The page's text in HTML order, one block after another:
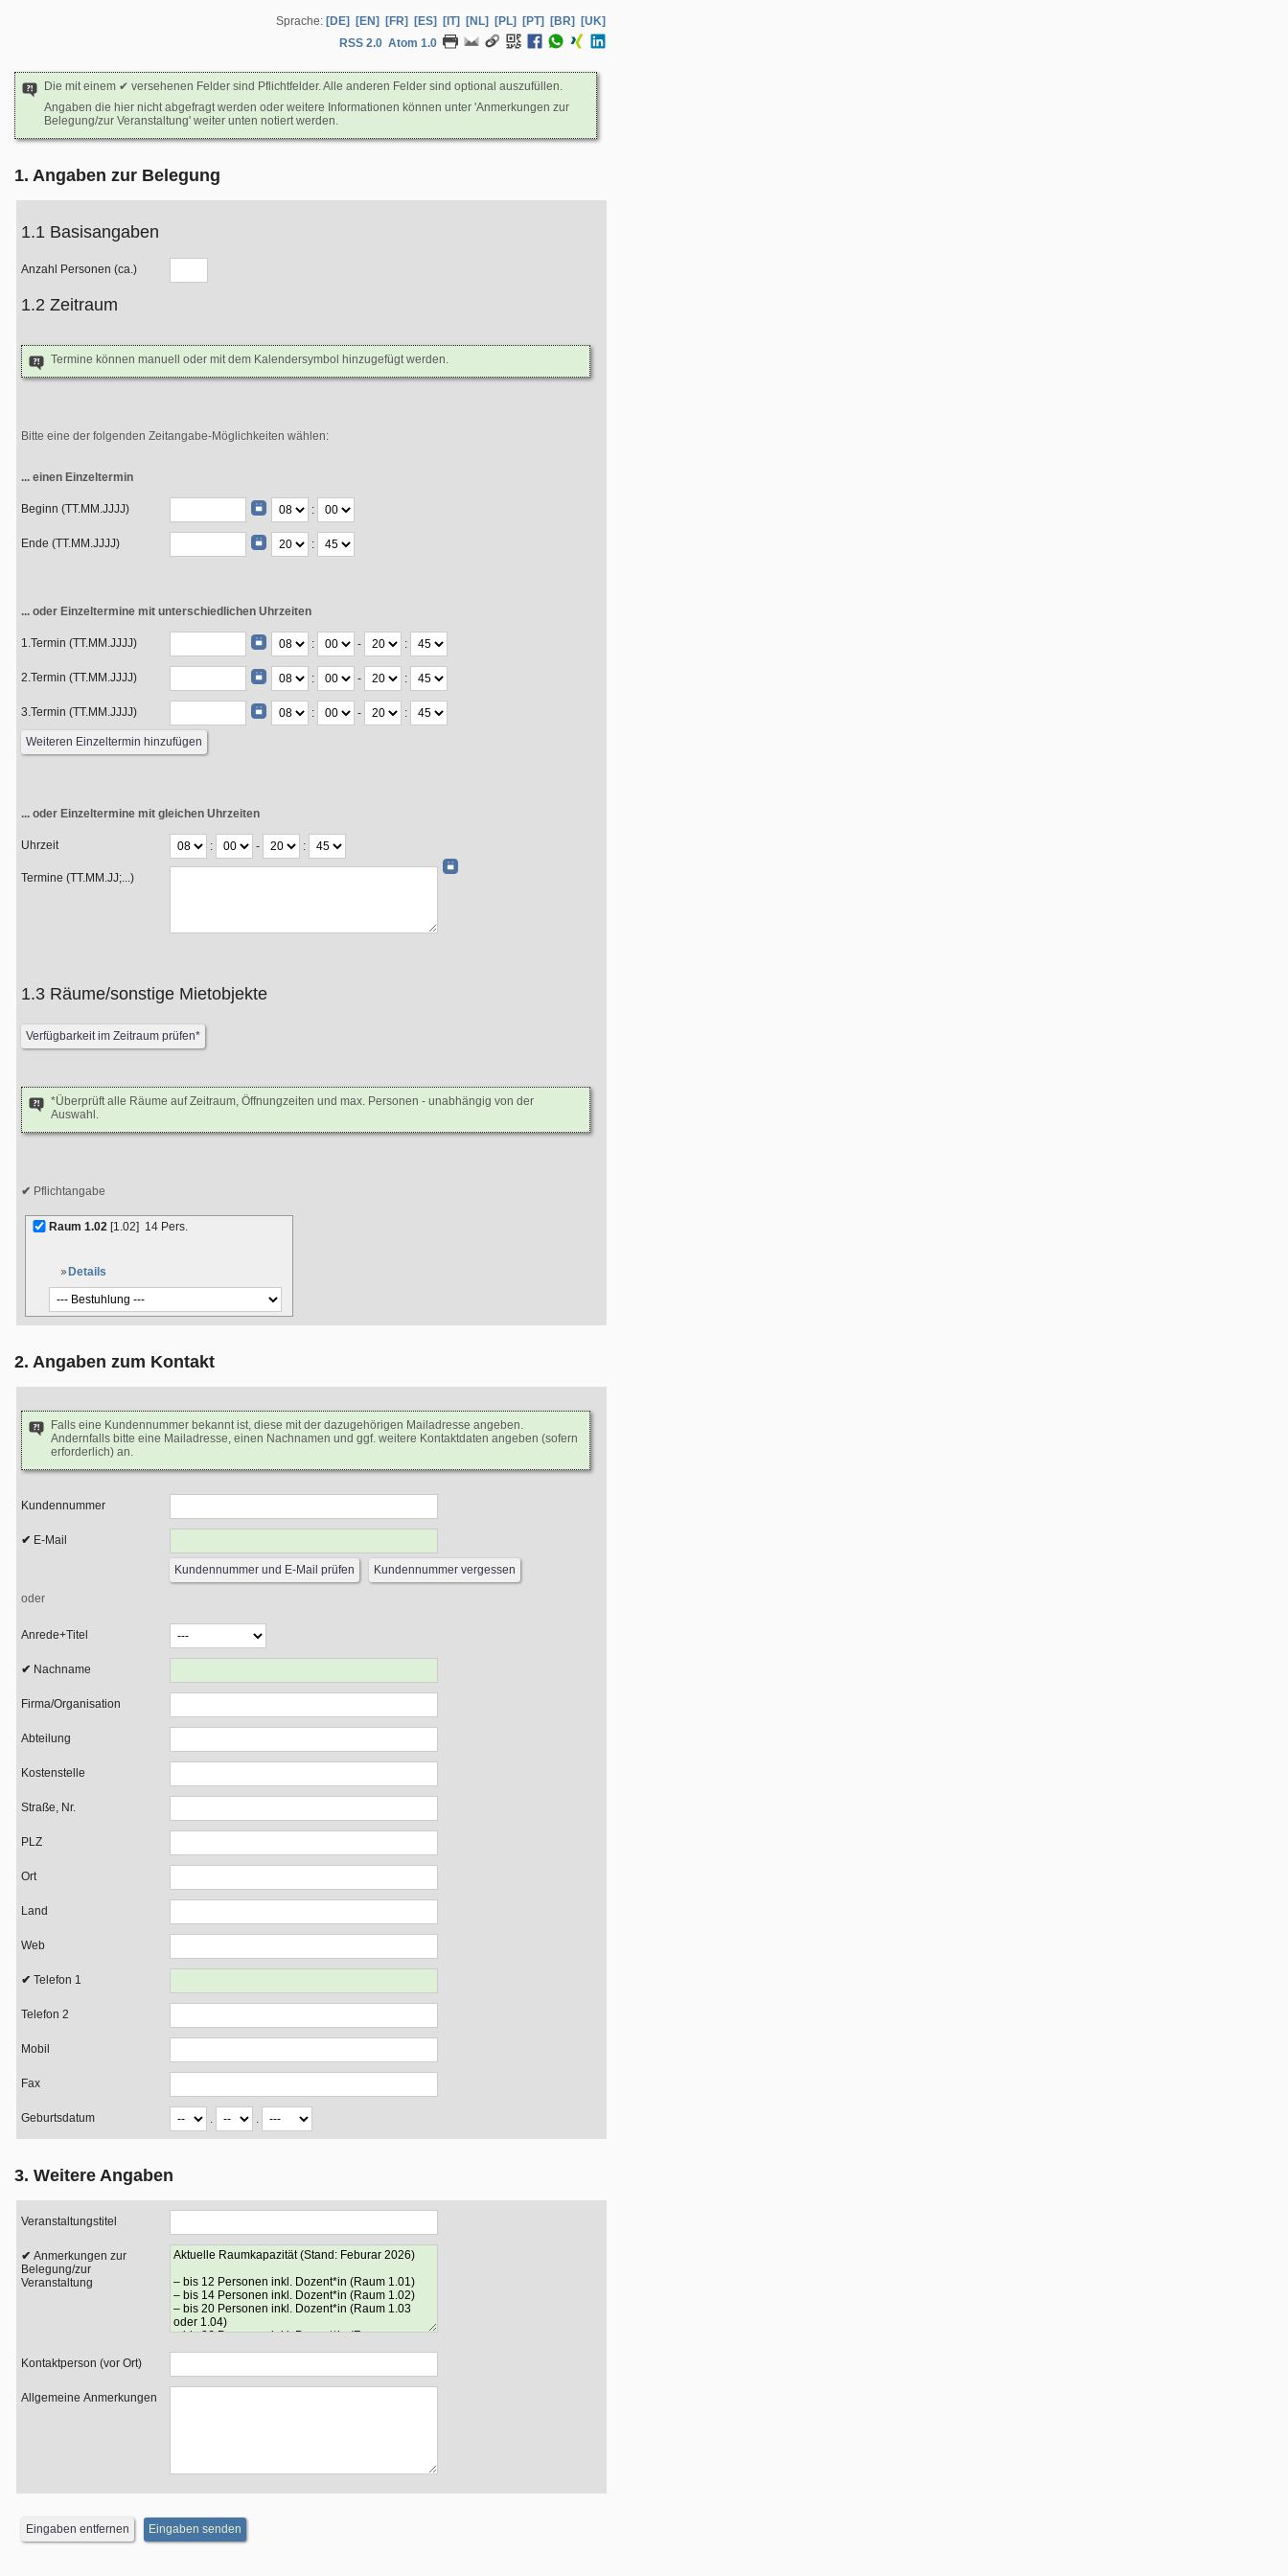
Sprache: [DE] [EN] [FR] [ES] [IT] [NL] [PL] [PT] [BR]
[UK]
RSS 2.0 Atom 1.0
Die mit einem ✔ versehenen Felder sind Pflichtfelder. Alle anderen Felder sind optional auszufüllen.
Angaben die hier nicht abgefragt werden oder weitere Informationen können unter 'Anmerkungen zur
Belegung/zur Veranstaltung' weiter unten notiert werden.
1. Angaben zur Belegung
1.1 Basisangaben
Anzahl Personen (ca.)
1.2 Zeitraum
Termine können manuell oder mit dem Kalendersymbol hinzugefügt werden.
Bitte eine der folgenden Zeitangabe-Möglichkeiten wählen:
... einen Einzeltermin
Beginn (TT.MM.JJJJ) :
Ende (TT.MM.JJJJ) :
... oder Einzeltermine mit unterschiedlichen Uhrzeiten
1.Termin (TT.MM.JJJJ) : - :
2.Termin (TT.MM.JJJJ) : - :
3.Termin (TT.MM.JJJJ) : - :
... oder Einzeltermine mit gleichen Uhrzeiten
Uhrzeit : - :
Termine (TT.MM.JJ;...)
1.3 Räume/sonstige Mietobjekte
*Überprüft alle Räume auf Zeitraum, Öffnungzeiten und max. Personen - unabhängig von der
Auswahl.
Pflichtangabe
Raum 1.02 [1.02] 14 Pers.
Details
2. Angaben zum Kontakt
Falls eine Kundennummer bekannt ist, diese mit der dazugehörigen Mailadresse angeben.
Andernfalls bitte eine Mailadresse, einen Nachnamen und ggf. weitere Kontaktdaten angeben (sofern
erforderlich) an.
Kundennummer
E-Mail
oder
Anrede+Titel
Nachname
Firma/Organisation
Abteilung
Kostenstelle
Straße, Nr.
PLZ
Ort
Land
Web
Telefon 1
Telefon 2
Mobil
Fax
Geburtsdatum . .
3. Weitere Angaben
Veranstaltungstitel
Belegung/zur
Veranstaltung
Kontaktperson (vor Ort)
Allgemeine Anmerkungen